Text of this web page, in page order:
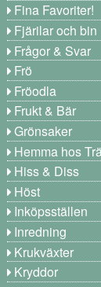
Fina Favoriter!
Fjärilar och bin
Frågor & Svar
Frö
Fröodla
Frukt & Bär
Grönsaker
Hemma hos
Hiss & Diss
Höst
Inköpsställen
Inredning
Krukväxter
Kryddor